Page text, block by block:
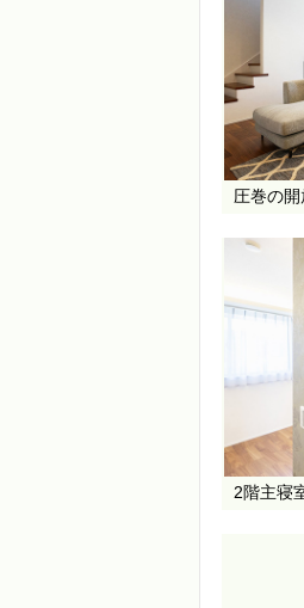
圧巻の
2階主寝